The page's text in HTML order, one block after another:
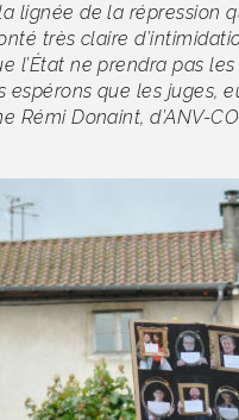
de la répression
très claire
l’État ne prendra pas
espérons que les
Rémi Donaint, d’ANV-